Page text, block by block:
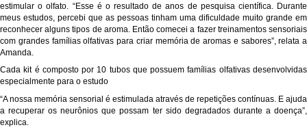
estimular o olfato. “Esse é o resultado de anos de pesquisa científica. Durante
meus estudos, percebi que as pessoas tinham uma dificuldade muito grande em
reconhecer alguns tipos de aroma. Então comecei a fazer treinamentos sensoriais
com grandes famílias olfativas para criar memória de aromas e sabores”, relata a
Amanda.
Cada kit é composto por 10 tubos que possuem famílias olfativas desenvolvidas
especialmente para o estudo
“A nossa memória sensorial é estimulada através de repetições contínuas. E ajuda
a recuperar os neurônios que possam ter sido degradados durante a doença”,
explica.